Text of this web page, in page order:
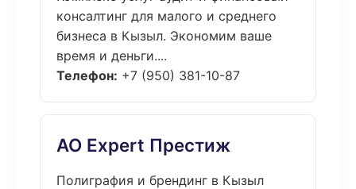
консалтинг для малого и среднего
бизнеса в Кызыл. Экономим ваше
время и деньги....
Телефон: +7 (950) 381-10-87
АО Expert Престиж
Полиграфия и брендинг в Кызыл